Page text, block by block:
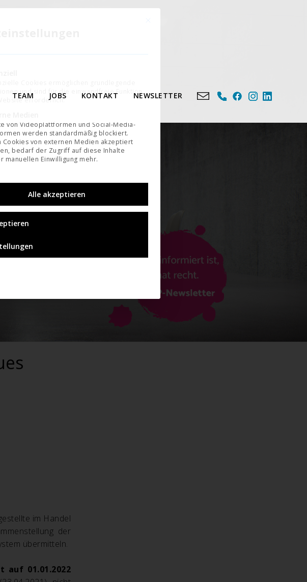
TEAM JOBS KONTAKT NEWSLETTER
im Handel
der
übermitteln.
01.01.2022
Mit diesem Button wird der Dialog geschlossen.
und sind für die einwandfreie Funktion
erforderlich.
von Videoplattformen und Social-Media-
werden standardmäßig blockiert.
Cookies von externen Medien akzeptiert
bedarf der Zugriff auf diese Inhalte
manuellen Einwilligung mehr.
Alle akzeptieren